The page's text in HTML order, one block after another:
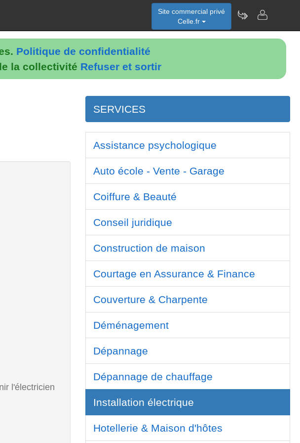
Politique de confidentialité
la collectivité Refuser et sortir
Site commercial privé
Celle.fr
l'électricien
SERVICES
Assistance psychologique
Auto école - Vente - Garage
Coiffure & Beauté
Conseil juridique
Construction de maison
Courtage en Assurance & Finance
Couverture & Charpente
Déménagement
Dépannage
Dépannage de chauffage
Installation électrique
Hotellerie & Maison d'hôtes